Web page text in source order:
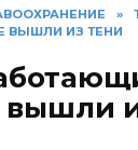
»
ВЫШЛИ ИЗ ТЕНИ
вышли